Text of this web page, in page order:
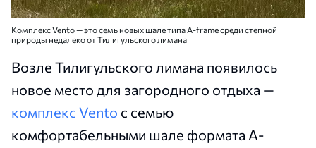
Комплекс Vento — это семь новых шале типа A-frame среди степной
природы недалеко от Тилигульского лимана
Возле Тилигульского лимана появилось
новое место для загородного отдыха —
комплекс Vento с семью
комфортабельными шале формата A-